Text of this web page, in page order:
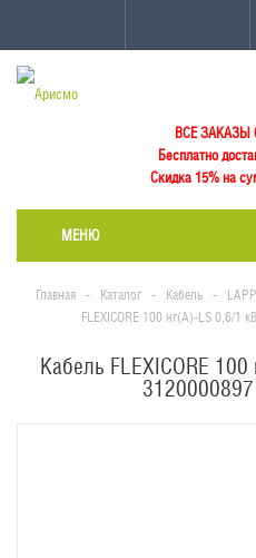
ВСЕ ЗАКАЗЫ
Бесплатно
Скидка 15% на
МЕНЮ
Главная - Каталог - Кабель -
FLEXICORE 100 нг(А)-LS 0,6/1
Кабель FLEXICORE